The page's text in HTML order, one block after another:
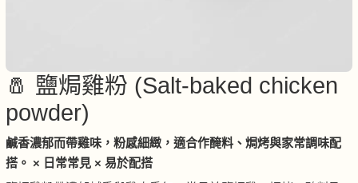
🧂 鹽焗雞粉 (Salt-baked chicken
powder)
鹹香濃郁而帶雞味，粉感細緻，適合作醃料、焗烤與家常調味配
搭。 × 日常常見 × 易於配搭